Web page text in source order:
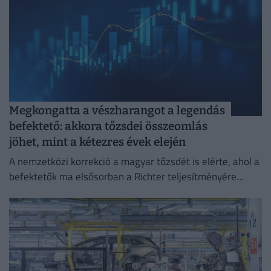
Megkongatta a vészharangot a legendás
befektető: akkora tőzsdei összeomlás
jöhet, mint a kétezres évek elején
A nemzetközi korrekció a magyar tőzsdét is elérte, ahol a
befektetők ma elsősorban a Richter teljesítményére